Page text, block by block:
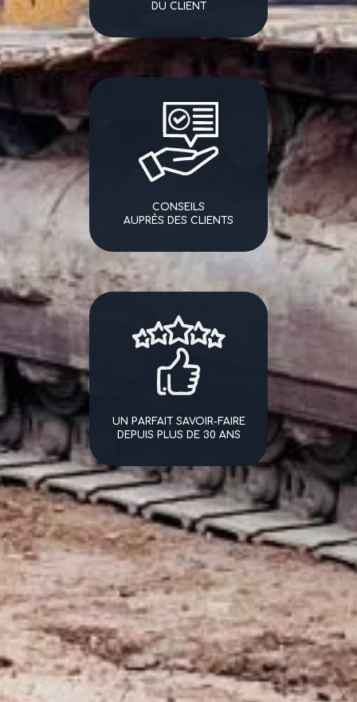
DU CLIENT
CONSEILS
AUPRÈS DES CLIENTS
UN PARFAIT SAVOIR-FAIRE
DEPUIS PLUS DE 30 ANS